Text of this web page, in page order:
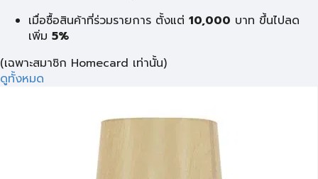
เมื่อซื้อสินค้าที่ร่วมรายการ ตั้งแต่ 10,000 บาท ขึ้นไปลด
เพิ่ม 5%
(เฉพาะสมาชิก Homecard เท่านั้น)
ดูทั้งหมด